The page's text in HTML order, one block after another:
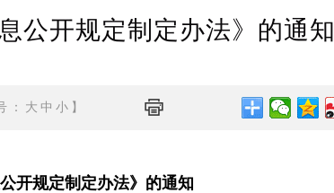
公开规定制定办法》的通知
： 大 中 小 】
开规定制定办法》的通知